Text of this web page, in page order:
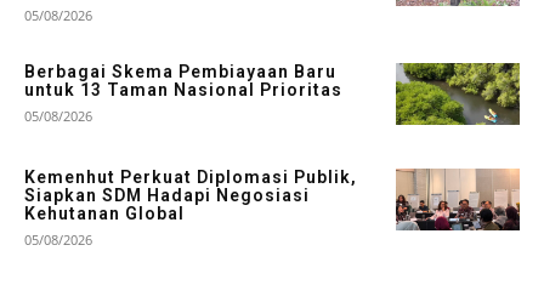
05/08/2026
Berbagai Skema Pembiayaan Baru
untuk 13 Taman Nasional Prioritas
05/08/2026
Kemenhut Perkuat Diplomasi Publik,
Siapkan SDM Hadapi Negosiasi
Kehutanan Global
05/08/2026